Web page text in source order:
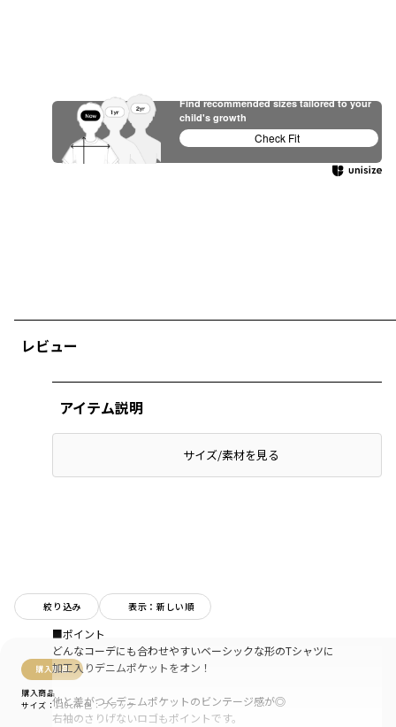
レビュー
絞り込み 表示：新しい順
購入商品
購入商品
サイズ：110cm色：ブラック
アイテム説明
サイズ/素材を見る
■ポイント
どんなコーデにも合わせやすいベーシックな形のTシャツに
加工入りデニムポケットをオン！
他と差がつくデニムポケットのビンテージ感が◎
右袖のさりげないロゴもポイントです。
Find recommended sizes tailored to your
child's growth
Check Fit